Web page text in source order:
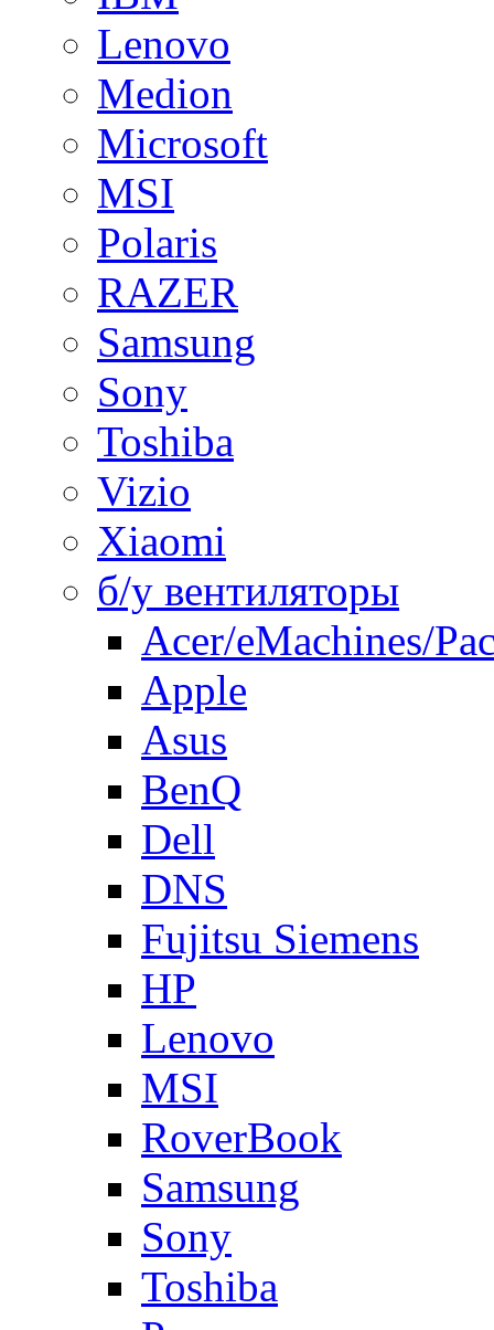
Lenovo
Medion
Microsoft
MSI
Polaris
RAZER
Samsung
Sony
Toshiba
Vizio
Xiaomi
б/у вентиляторы
Acer/eMachines/
Apple
Asus
BenQ
Dell
DNS
Fujitsu Siemens
HP
Lenovo
MSI
RoverBook
Samsung
Sony
Toshiba